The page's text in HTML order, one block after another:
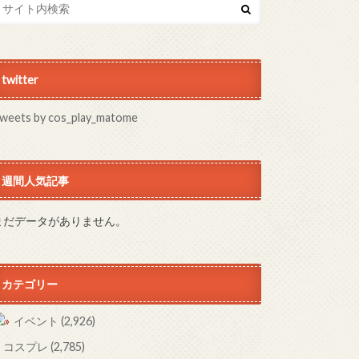
twitter
by cos_play_matome
週間人気記事
だデータがありません。
カテゴリー
イベント (2,926)
コスプレ (2,785)